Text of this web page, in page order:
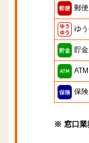
郵
ゆ
貯
ATM
保
※ 窓口業